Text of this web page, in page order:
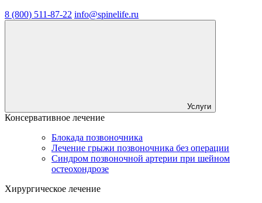
8 (800) 511-87-22 info@spinelife.ru
Услуги
Консервативное лечение
Блокада позвоночника
Лечение грыжи позвоночника без операции
Синдром позвоночной артерии при шейном
остеохондрозе
Хирургическое лечение